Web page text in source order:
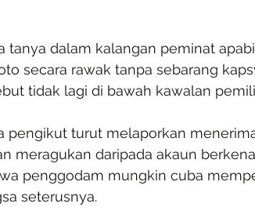
tanya dalam kalangan peminat
secara rawak tanpa sebarang
tidak lagi di bawah kawalan
pengikut turut melaporkan
meragukan daripada akaun
penggodam mungkin cuba
seterusnya.